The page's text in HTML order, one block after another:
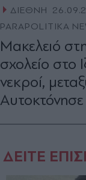
ΔΙΕΘΝΗ
PARAPOLITIKA
Μακελειό
σχολείο στο
νεκροί,